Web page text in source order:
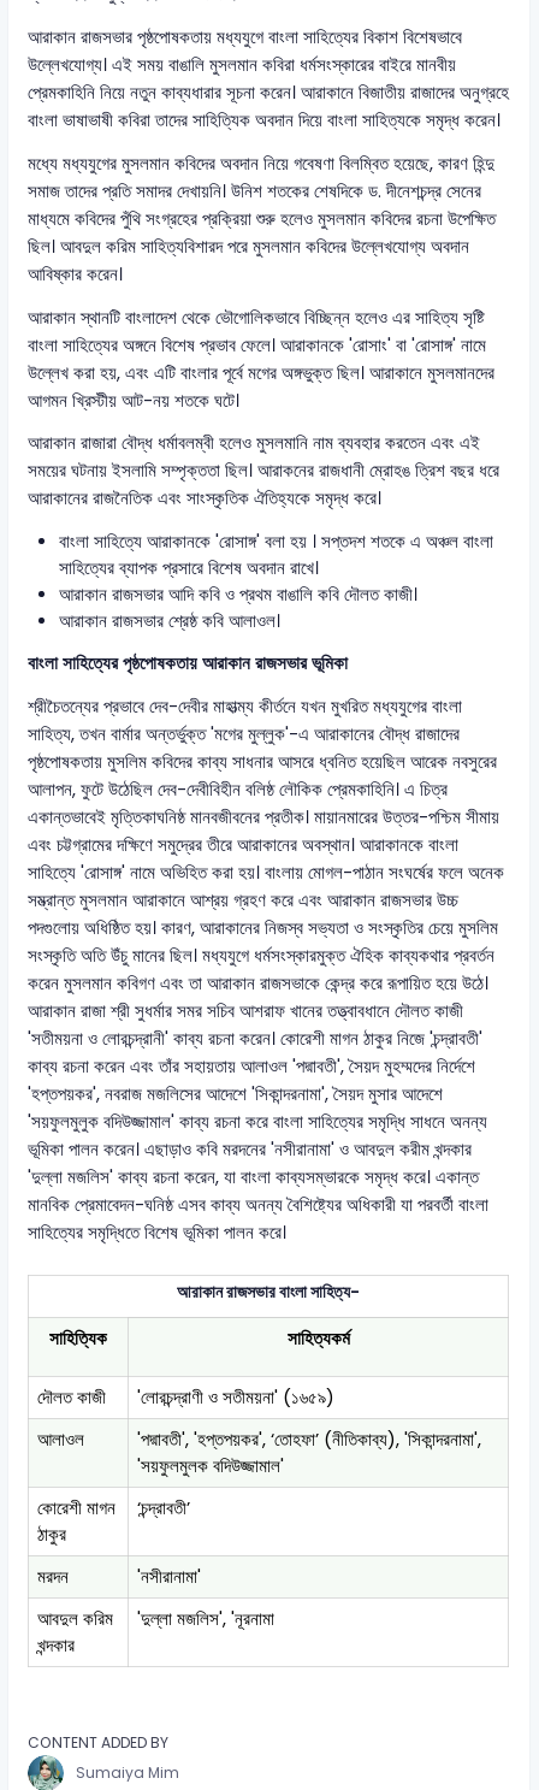
আরাকান রাজসভার পৃষ্ঠপোষকতায় মধ্যযুগে বাংলা সাহিত্যের বিকাশ বিশেষভাবে
উল্লেখযোগ্য। এই সময় বাঙালি মুসলমান কবিরা ধর্মসংস্কারের বাইরে মানবীয়
প্রেমকাহিনি নিয়ে নতুন কাব্যধারার সূচনা করেন। আরাকানে বিজাতীয় রাজাদের অনুগ্রহে
বাংলা ভাষাভাষী কবিরা তাদের সাহিত্যিক অবদান দিয়ে বাংলা সাহিত্যকে সমৃদ্ধ করেন।
মধ্যে মধ্যযুগের মুসলমান কবিদের অবদান নিয়ে গবেষণা বিলম্বিত হয়েছে, কারণ হিন্দু
সমাজ তাদের প্রতি সমাদর দেখায়নি। উনিশ শতকের শেষদিকে ড. দীনেশচন্দ্র সেনের
মাধ্যমে কবিদের পুঁথি সংগ্রহের প্রক্রিয়া শুরু হলেও মুসলমান কবিদের রচনা উপেক্ষিত
ছিল। আবদুল করিম সাহিত্যবিশারদ পরে মুসলমান কবিদের উল্লেখযোগ্য অবদান
আবিষ্কার করেন।
আরাকান স্থানটি বাংলাদেশ থেকে ভৌগোলিকভাবে বিচ্ছিন্ন হলেও এর সাহিত্য সৃষ্টি
বাংলা সাহিত্যের অঙ্গনে বিশেষ প্রভাব ফেলে। আরাকানকে 'রোসাং' বা 'রোসাঙ্গ' নামে
উল্লেখ করা হয়, এবং এটি বাংলার পূর্বে মগের অঙ্গভুক্ত ছিল। আরাকানে মুসলমানদের
আগমন খ্রিস্টীয় আট-নয় শতকে ঘটে।
আরাকান রাজারা বৌদ্ধ ধর্মাবলম্বী হলেও মুসলমানি নাম ব্যবহার করতেন এবং এই
সময়ের ঘটনায় ইসলামি সম্পৃক্ততা ছিল। আরাকনের রাজধানী ম্রোহঙ ত্রিশ বছর ধরে
আরাকানের রাজনৈতিক এবং সাংস্কৃতিক ঐতিহ্যকে সমৃদ্ধ করে।
বাংলা সাহিত্যে আরাকানকে 'রোসাঙ্গ' বলা হয় । সপ্তদশ শতকে এ অঞ্চল বাংলা
সাহিত্যের ব্যাপক প্রসারে বিশেষ অবদান রাখে।
আরাকান রাজসভার আদি কবি ও প্রথম বাঙালি কবি দৌলত কাজী।
আরাকান রাজসভার শ্রেষ্ঠ কবি আলাওল।
বাংলা সাহিত্যের পৃষ্ঠপোষকতায় আরাকান রাজসভার ভূমিকা
শ্রীচৈতন্যের প্রভাবে দেব-দেবীর মাহাত্ম্য কীর্তনে যখন মুখরিত মধ্যযুগের বাংলা
সাহিত্য, তখন বার্মার অন্তর্ভুক্ত 'মগের মুল্লুক'-এ আরাকানের বৌদ্ধ রাজাদের
পৃষ্ঠপোষকতায় মুসলিম কবিদের কাব্য সাধনার আসরে ধ্বনিত হয়েছিল আরেক নবসুরের
আলাপন, ফুটে উঠেছিল দেব-দেবীবিহীন বলিষ্ঠ লৌকিক প্রেমকাহিনি। এ চিত্র
একান্তভাবেই মৃত্তিকাঘনিষ্ঠ মানবজীবনের প্রতীক। মায়ানমারের উত্তর-পশ্চিম সীমায়
এবং চট্টগ্রামের দক্ষিণে সমুদ্রের তীরে আরাকানের অবস্থান। আরাকানকে বাংলা
সাহিত্যে 'রোসাঙ্গ' নামে অভিহিত করা হয়। বাংলায় মোগল-পাঠান সংঘর্ষের ফলে অনেক
সম্ভ্রান্ত মুসলমান আরাকানে আশ্রয় গ্রহণ করে এবং আরাকান রাজসভার উচ্চ
পদগুলোয় অধিষ্ঠিত হয়। কারণ, আরাকানের নিজস্ব সভ্যতা ও সংস্কৃতির চেয়ে মুসলিম
সংস্কৃতি অতি উঁচু মানের ছিল। মধ্যযুগে ধর্মসংস্কারমুক্ত ঐহিক কাব্যকথার প্রবর্তন
করেন মুসলমান কবিগণ এবং তা আরাকান রাজসভাকে কেন্দ্র করে রূপায়িত হয়ে উঠে।
আরাকান রাজা শ্রী সুধর্মার সমর সচিব আশরাফ খানের তত্ত্বাবধানে দৌলত কাজী
'সতীময়না ও লোরচন্দ্রানী' কাব্য রচনা করেন। কোরেশী মাগন ঠাকুর নিজে 'চন্দ্রাবতী'
কাব্য রচনা করেন এবং তাঁর সহায়তায় আলাওল 'পদ্মাবতী', সৈয়দ মুহম্মদের নির্দেশে
'হপ্তপয়কর', নবরাজ মজলিসের আদেশে 'সিকান্দরনামা', সৈয়দ মুসার আদেশে
'সয়ফুলমুলুক বদিউজ্জামাল' কাব্য রচনা করে বাংলা সাহিত্যের সমৃদ্ধি সাধনে অনন্য
ভূমিকা পালন করেন। এছাড়াও কবি মরদনের 'নসীরানামা' ও আবদুল করীম খন্দকার
'দুল্লা মজলিস' কাব্য রচনা করেন, যা বাংলা কাব্যসম্ভারকে সমৃদ্ধ করে। একান্ত
মানবিক প্রেমাবেদন-ঘনিষ্ঠ এসব কাব্য অনন্য বৈশিষ্ট্যের অধিকারী যা পরবর্তী বাংলা
সাহিত্যের সমৃদ্ধিতে বিশেষ ভূমিকা পালন করে।
আরাকান রাজসভার বাংলা সাহিত্য-
সাহিত্যিক সাহিত্যকর্ম
দৌলত কাজী
'লোরচন্দ্রাণী ও সতীময়না' (১৬৫৯)
আলাওল
'পদ্মাবতী', 'হপ্তপয়কর', ‘তোহফা’ (নীতিকাব্য), 'সিকান্দরনামা',
'সয়ফুলমুলক বদিউজ্জামাল'
কোরেশী মাগন
ঠাকুর
‘চন্দ্রাবতী’
মরদন
'নসীরানামা'
আবদুল করিম
খন্দকার
'দুল্লা মজলিস', 'নূরনামা
CONTENT ADDED BY
Sumaiya Mim